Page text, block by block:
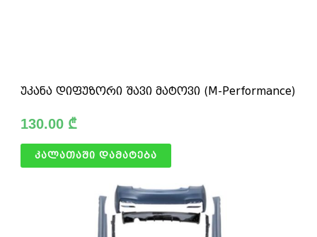
უკანა დიფუზორი შავი მატოვი (M-Performance)
130.00 ₾
კალათაში დამატება